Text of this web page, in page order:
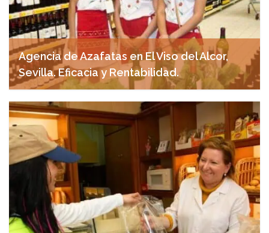
Agencia de Azafatas en El Viso del Alcor,
Sevilla. Eficacia y Rentabilidad.
abril 27, 2025